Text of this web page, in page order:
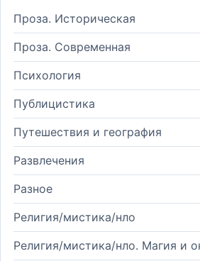
Проза. Историческая
Проза. Современная
Психология
Публицистика
Путешествия и география
Развлечения
Разное
Религия/мистика/нло
Религия/мистика/нло. Магия и